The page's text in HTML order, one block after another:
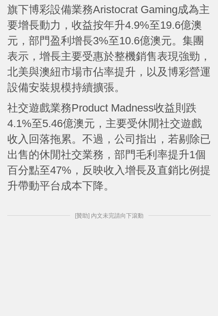
旗下博彩設備業務Aristocrat Gaming成為主
要增長動力，收益按年升4.9%至19.6億澳
元，部門盈利增長3%至10.6億澳元。集團
表示，增長主要受惠於整機銷售表現強勁，
北美與澳紐市場市佔率提升，以及博彩營運
設備安裝規模持續擴張。
社交遊戲業務Product Madness收益則跌
4.1%至5.46億澳元，主要受休閒社交遊戲
收入回落拖累。不過，公司指出，若剔除已
出售的休閒社交業務，部門毛利率提升1個
百分點至47%，反映收入增長及直銷比例提
升帶動平台成本下降。
[贊助] 內文未完請向下滾動